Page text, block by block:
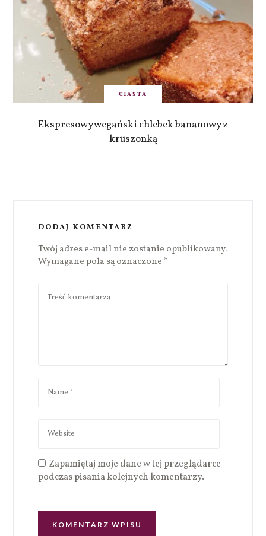
CIASTA
Ekspresowy wegański chlebek bananowy z
kruszonką
DODAJ KOMENTARZ
Twój adres e-mail nie zostanie opublikowany.
Wymagane pola są oznaczone *
Zapamiętaj moje dane w tej przeglądarce
podczas pisania kolejnych komentarzy.